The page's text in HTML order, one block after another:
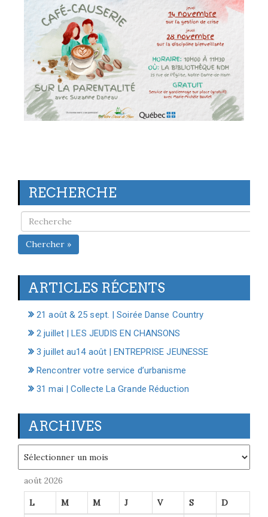
RECHERCHE
Chercher »
ARTICLES RÉCENTS
21 août & 25 sept. | Soirée Danse Country
2 juillet | LES JEUDIS EN CHANSONS
3 juillet au14 août | ENTREPRISE JEUNESSE
Rencontrer votre service d’urbanisme
31 mai | Collecte La Grande Réduction
ARCHIVES
août 2026
L M M J V S D